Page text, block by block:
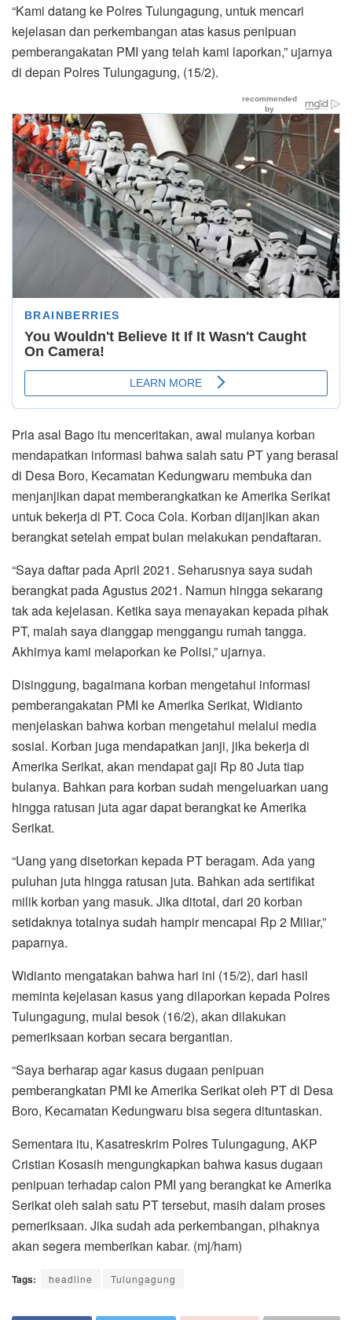
“Kami datang ke Polres Tulungagung, untuk mencari
kejelasan dan perkembangan atas kasus penipuan
pemberangakatan PMI yang telah kami laporkan,” ujarnya
di depan Polres Tulungagung, (15/2).
Pria asal Bago itu menceritakan, awal mulanya korban
mendapatkan informasi bahwa salah satu PT yang berasal
di Desa Boro, Kecamatan Kedungwaru membuka dan
menjanjikan dapat memberangkatkan ke Amerika Serikat
untuk bekerja di PT. Coca Cola. Korban dijanjikan akan
berangkat setelah empat bulan melakukan pendaftaran.
“Saya daftar pada April 2021. Seharusnya saya sudah
berangkat pada Agustus 2021. Namun hingga sekarang
tak ada kejelasan. Ketika saya menayakan kepada pihak
PT, malah saya dianggap menggangu rumah tangga.
Akhirnya kami melaporkan ke Polisi,” ujarnya.
Disinggung, bagaimana korban mengetahui informasi
pemberangakatan PMI ke Amerika Serikat, Widianto
menjelaskan bahwa korban mengetahui melalui media
sosial. Korban juga mendapatkan janji, jika bekerja di
Amerika Serikat, akan mendapat gaji Rp 80 Juta tiap
bulanya. Bahkan para korban sudah mengeluarkan uang
hingga ratusan juta agar dapat berangkat ke Amerika
Serikat.
“Uang yang disetorkan kepada PT beragam. Ada yang
puluhan juta hingga ratusan juta. Bahkan ada sertifikat
milik korban yang masuk. Jika ditotal, dari 20 korban
setidaknya totalnya sudah hampir mencapai Rp 2 Miliar,”
paparnya.
Widianto mengatakan bahwa hari ini (15/2), dari hasil
meminta kejelasan kasus yang dilaporkan kepada Polres
Tulungagung, mulai besok (16/2), akan dilakukan
pemeriksaan korban secara bergantian.
“Saya berharap agar kasus dugaan penipuan
pemberangkatan PMI ke Amerika Serikat oleh PT di Desa
Boro, Kecamatan Kedungwaru bisa segera dituntaskan.
Sementara itu, Kasatreskrim Polres Tulungagung, AKP
Cristian Kosasih mengungkapkan bahwa kasus dugaan
penipuan terhadap calon PMI yang berangkat ke Amerika
Serikat oleh salah satu PT tersebut, masih dalam proses
pemeriksaan. Jika sudah ada perkembangan, pihaknya
akan segera memberikan kabar. (mj/ham)
Tags: headline Tulungagung